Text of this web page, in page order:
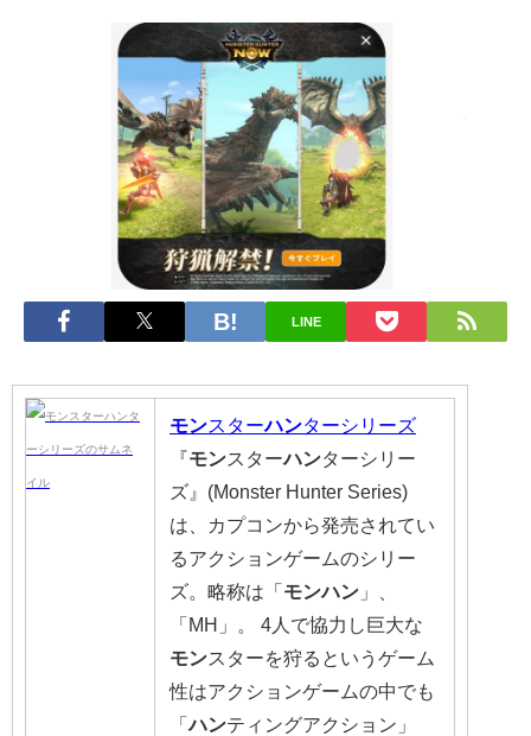
LINE
モンスターハンターシリーズ
『モンスターハンターシリー
ズ』(Monster Hunter Series)
は、カプコンから発売されてい
るアクションゲームのシリー
ズ。略称は「 モンハン 」、
「MH」。 4人で協力し巨大な
モンスターを狩るというゲーム
性はアクションゲームの中でも
「 ハンティングアクション」